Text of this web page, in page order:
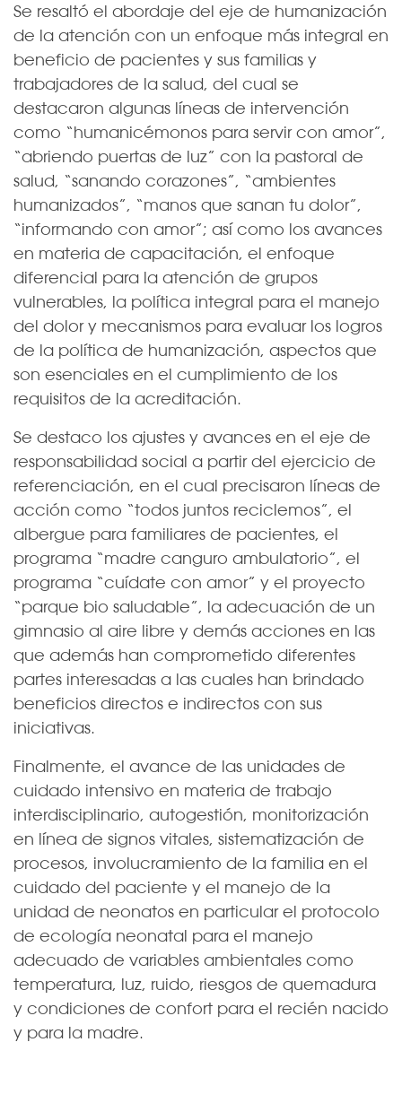
Se resaltó el abordaje del eje de humanización
de la atención con un enfoque más integral en
beneficio de pacientes y sus familias y
trabajadores de la salud, del cual se
destacaron algunas líneas de intervención
como “humanicémonos para servir con amor”,
“abriendo puertas de luz” con la pastoral de
salud, “sanando corazones”, “ambientes
humanizados”, “manos que sanan tu dolor”,
“informando con amor”; así como los avances
en materia de capacitación, el enfoque
diferencial para la atención de grupos
vulnerables, la política integral para el manejo
del dolor y mecanismos para evaluar los logros
de la política de humanización, aspectos que
son esenciales en el cumplimiento de los
requisitos de la acreditación.
Se destaco los ajustes y avances en el eje de
responsabilidad social a partir del ejercicio de
referenciación, en el cual precisaron líneas de
acción como “todos juntos reciclemos”, el
albergue para familiares de pacientes, el
programa “madre canguro ambulatorio”, el
programa “cuídate con amor” y el proyecto
“parque bio saludable”, la adecuación de un
gimnasio al aire libre y demás acciones en las
que además han comprometido diferentes
partes interesadas a las cuales han brindado
beneficios directos e indirectos con sus
iniciativas.
Finalmente, el avance de las unidades de
cuidado intensivo en materia de trabajo
interdisciplinario, autogestión, monitorización
en línea de signos vitales, sistematización de
procesos, involucramiento de la familia en el
cuidado del paciente y el manejo de la
unidad de neonatos en particular el protocolo
de ecología neonatal para el manejo
adecuado de variables ambientales como
temperatura, luz, ruido, riesgos de quemadura
y condiciones de confort para el recién nacido
y para la madre.